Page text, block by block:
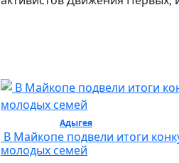
Адыгея/ Общество
В Майкопе подвели итоги
молодых семей